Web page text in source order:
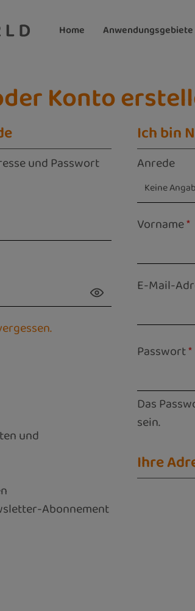
Home Anwendungsgebiete
Konto
und Passwort
und
Abonnement
Ich bin
Anrede
Vorname*
E-Mail-
Passwort*
Das
sein.
Ihre